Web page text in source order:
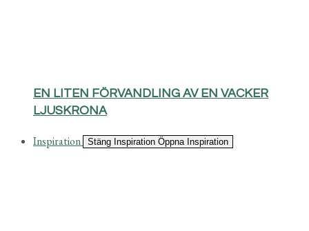
EN LITEN FÖRVANDLING AV EN VACKER
LJUSKRONA
Inspiration Stäng Inspiration Öppna Inspiration